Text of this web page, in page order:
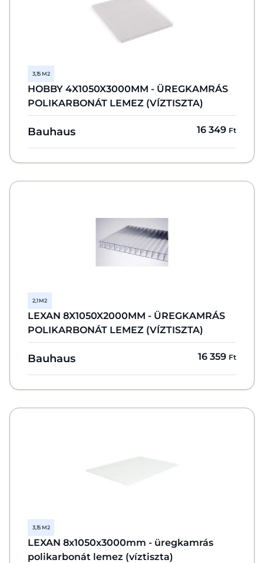
3,15 M2
HOBBY 4X1050X3000MM - ÜREGKAMRÁS
POLIKARBONÁT LEMEZ (VÍZTISZTA)
Bauhaus 16 349 Ft
2,1 M2
LEXAN 8X1050X2000MM - ÜREGKAMRÁS
POLIKARBONÁT LEMEZ (VÍZTISZTA)
Bauhaus 16 359 Ft
3,15 M2
LEXAN 8x1050x3000mm - üregkamrás
polikarbonát lemez (víztiszta)